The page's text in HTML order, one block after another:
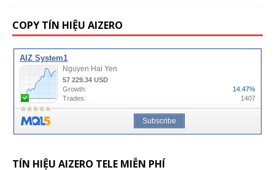
COPY TÍN HIỆU AIZERO
TÍN HIỆU AIZERO TELE MIỄN PHÍ